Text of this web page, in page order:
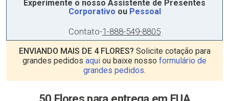
Experimente o nosso Assistente de Presentes
Corporativo ou Pessoal
Contato-1-888-549-8805
ENVIANDO MAIS DE 4 FLORES? Solicite cotação para
grandes pedidos aqui ou baixe nosso formulário de
grandes pedidos.